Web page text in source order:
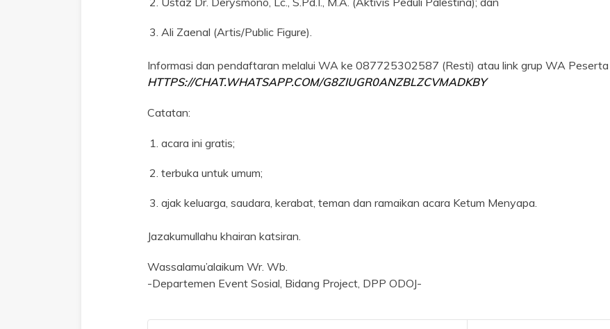
Ali Zaenal (Artis/Public Figure).
Informasi dan pendaftaran melalui WA ke 087725302587 (Resti) atau link grup WA Peserta
HTTPS://CHAT.WHATSAPP.COM/G8ZIUGR0ANZBLZCVMADKBY
Catatan:
acara ini gratis;
terbuka untuk umum;
ajak keluarga, saudara, kerabat, teman dan ramaikan acara Ketum Menyapa.
Jazakumullahu khairan katsiran.
Wassalamu’alaikum Wr. Wb.
-Departemen Event Sosial, Bidang Project, DPP ODOJ-